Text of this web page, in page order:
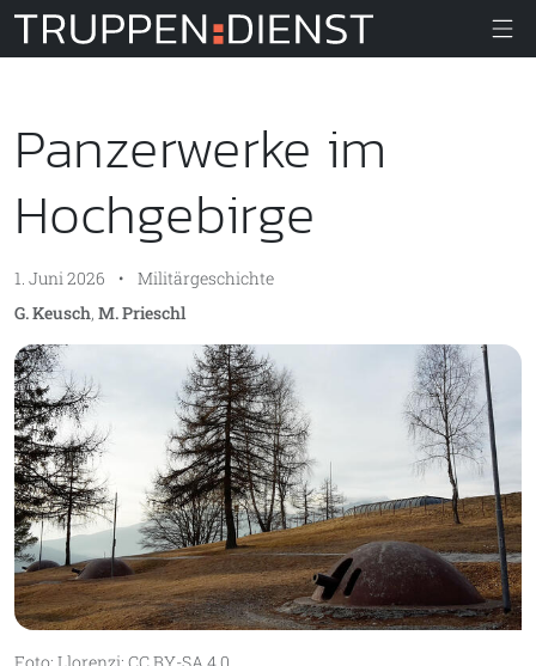
Truppendienst
Panzerwerke im
Hochgebirge
1. Juni 2026 •
Militärgeschichte
G. Keusch, M. Prieschl
Foto: Llorenzi; CC BY-SA 4.0